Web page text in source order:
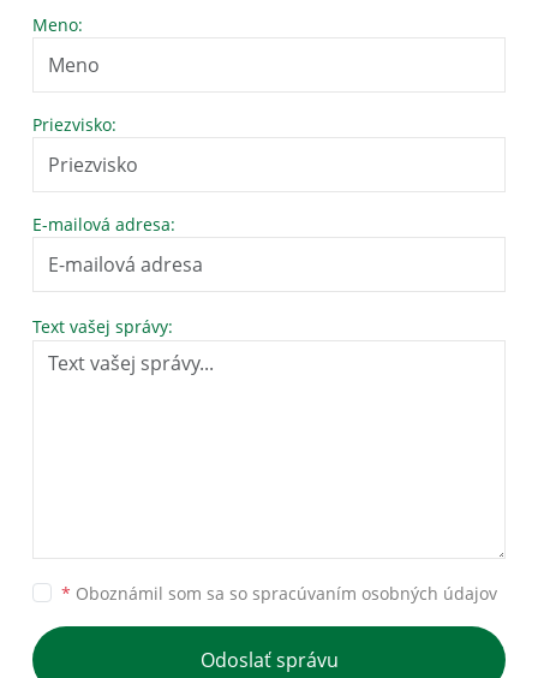
Meno:
Priezvisko:
E-mailová adresa:
Text vašej správy:
* Oboznámil som sa so spracúvaním osobných údajov
Odoslať správu